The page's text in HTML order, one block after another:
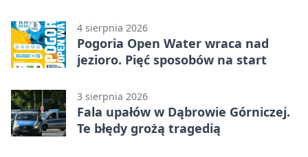
4 sierpnia 2026
Pogoria Open Water wraca nad
jezioro. Pięć sposobów na start
3 sierpnia 2026
Fala upałów w Dąbrowie Górniczej.
Te błędy grożą tragedią